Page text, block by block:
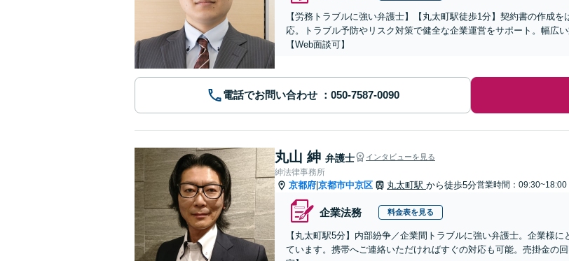
【労務トラブルに強い弁護士】【丸太町駅徒歩1分】契約書の作成
応。トラブル予防やリスク対策で健全な企業運営をサポート。幅広
【Web面談可】
電話でお問い合わせ
丸山 紳 弁護士 インタビューを見る
紳法律事務所
京都府 京都市中京区 丸太町駅 から徒歩5分営業時間：09:30~18:00
企業法務 料金表を見る
【丸太町駅5分】内部紛争／企業間トラブルに強い弁護士。企業様
ています。携帯へご連絡いただければすぐの対応も可能。売掛金の